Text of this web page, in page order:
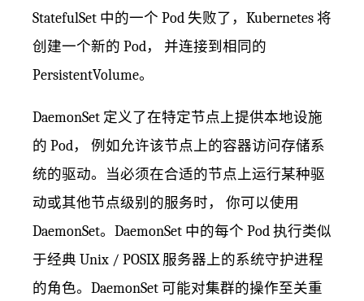
StatefulSet 中的一个 Pod 失败了，Kubernetes 将
创建一个新的 Pod， 并连接到相同的
PersistentVolume。
DaemonSet 定义了在特定节点上提供本地设施
的 Pod， 例如允许该节点上的容器访问存储系
统的驱动。当必须在合适的节点上运行某种驱
动或其他节点级别的服务时， 你可以使用
DaemonSet。DaemonSet 中的每个 Pod 执行类似
于经典 Unix / POSIX 服务器上的系统守护进程
的角色。DaemonSet 可能对集群的操作至关重